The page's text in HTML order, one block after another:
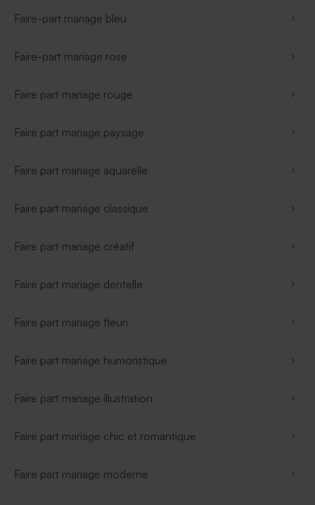
Faire-part mariage bleu
Faire-part mariage rose
Faire part mariage rouge
Faire part mariage paysage
Faire part mariage aquarelle
Faire part mariage classique
Faire part mariage créatif
Faire part mariage dentelle
Faire part mariage fleuri
Faire part mariage humoristique
Faire part mariage illustration
Faire part mariage chic et romantique
Faire part mariage moderne